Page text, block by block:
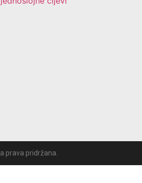
prava pridržana.